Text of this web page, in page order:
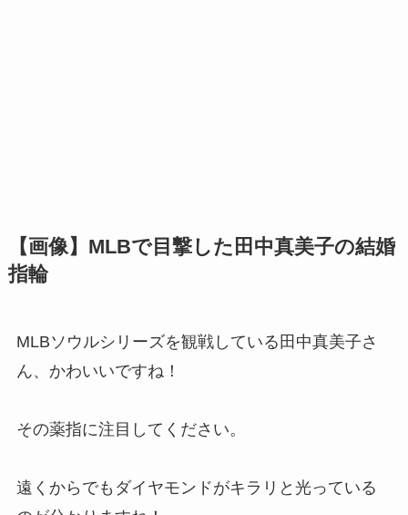
【画像】MLBで目撃した田中真美子の結婚
指輪
MLBソウルシリーズを観戦している田中真美子さ
ん、かわいいですね！
その薬指に注目してください。
遠くからでもダイヤモンドがキラリと光っている